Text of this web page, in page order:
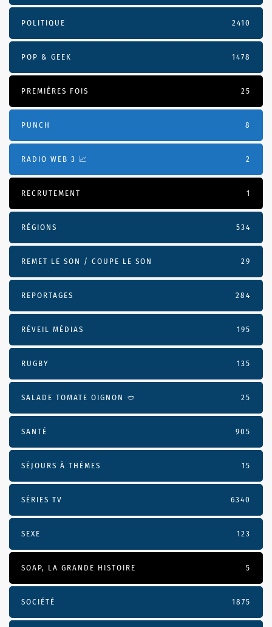
POLITIQUE 2410
POP & GEEK 1478
PREMIÈRES FOIS 25
PUNCH 8
RADIO WEB 3 📈 2
RECRUTEMENT 1
RÉGIONS 534
REMET LE SON / COUPE LE SON 29
REPORTAGES 284
RÉVEIL MÉDIAS 195
RUGBY 135
SALADE TOMATE OIGNON 🥙 25
SANTÉ 905
SÉJOURS À THÈMES 15
SÉRIES TV 6340
SEXE 123
SOAP, LA GRANDE HISTOIRE 5
SOCIÉTÉ 1875